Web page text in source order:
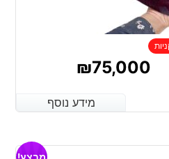
₪75,000
מידע נוסף
מידע נוסף
מבצע!